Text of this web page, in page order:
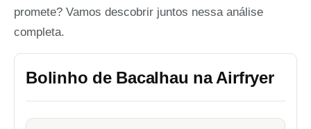
promete? Vamos descobrir juntos nessa análise
completa.
Bolinho de Bacalhau na Airfryer